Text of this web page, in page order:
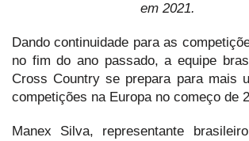
em 2021.
Dando continuidade para as
no fim do ano passado, a equipe
Cross Country se prepara para mais
competições na Europa no começo de
Manex Silva, representante